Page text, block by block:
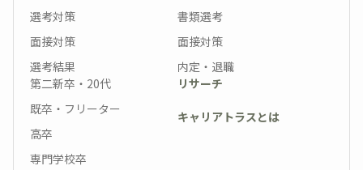
選考対策
面接対策
選考結果
書類選考
面接対策
内定・退職
第二新卒・20代
既卒・フリーター
高卒
専門学校卒
リサーチ
キャリアトラスとは